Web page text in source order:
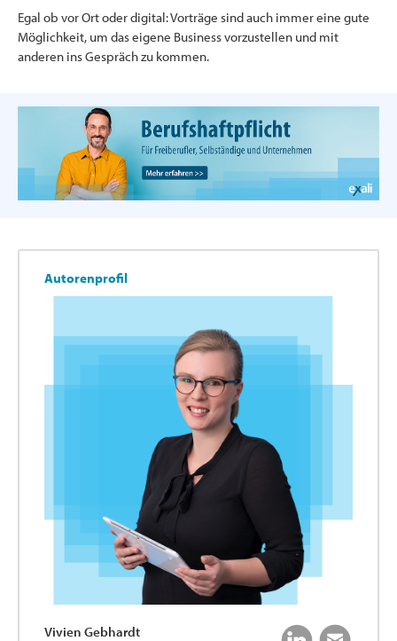
Egal ob vor Ort oder digital: Vorträge sind auch immer eine gute
Möglichkeit, um das eigene Business vorzustellen und mit
anderen ins Gespräch zu kommen.
Autorenprofil
Vivien Gebhardt